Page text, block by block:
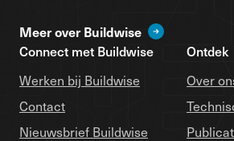
Meer over Buildwise
Connect met Buildwise
Werken bij Buildwise
Contact
Nieuwsbrief Buildwise
Ontdek
Over